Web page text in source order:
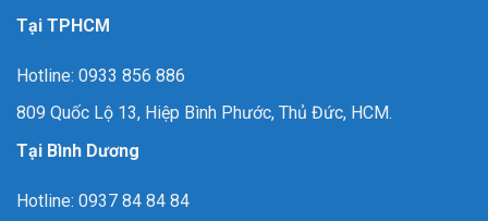
Tại TPHCM
Hotline: 0933 856 886
809 Quốc Lộ 13, Hiệp Bình Phước, Thủ Đức, HCM.
Tại Bình Dương
Hotline: 0937 84 84 84